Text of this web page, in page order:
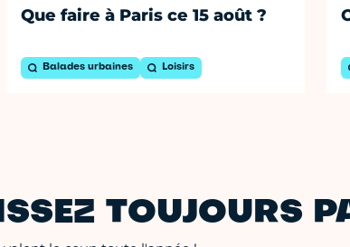
Que faire à Paris ce 15 août ?
Balades urbaines Loisirs
TOUJOURS